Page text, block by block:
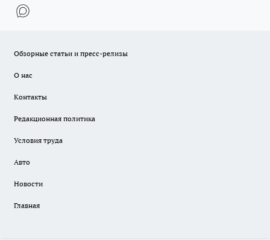
Обзорные статьи и пресс-релизы
О нас
Контакты
Редакционная политика
Условия труда
Авто
Новости
Главная